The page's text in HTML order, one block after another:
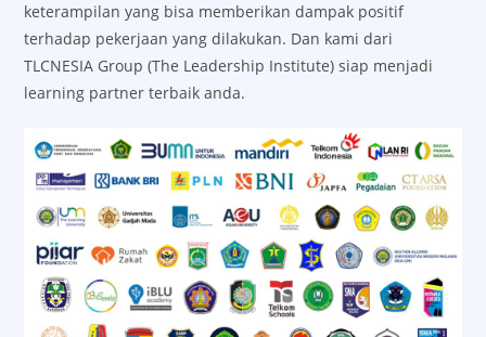
keterampilan yang bisa memberikan dampak positif
terhadap pekerjaan yang dilakukan. Dan kami dari
TLCNESIA Group (The Leadership Institute) siap menjadi
learning partner terbaik anda.